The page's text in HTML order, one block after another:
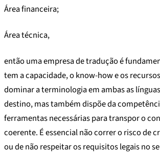
Área financeira;
Área técnica,
então uma empresa de tradução é
tem a capacidade, o know-how e os
dominar a terminologia em ambas as
destino, mas também dispõe da
ferramentas necessárias para transpor o
coerente. É essencial não correr o risco de
ou de não respeitar os requisitos legais no